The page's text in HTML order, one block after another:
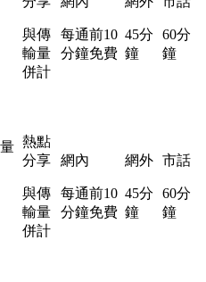
與傳
輸量
併計
每通前10
分鐘免費
45分
鐘
60分
鐘
熱點
分享
與傳
輸量
併計
網內
每通前10
分鐘免費
網外
45分
鐘
市話
60分
鐘